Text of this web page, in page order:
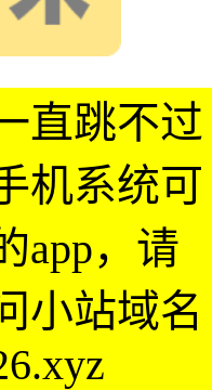
直跳不过
机系统可
app，请
小站域名